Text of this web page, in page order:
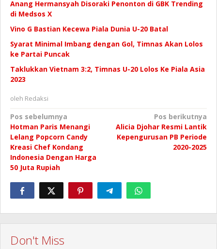
Anang Hermansyah Disoraki Penonton di GBK Trending
di Medsos X
Vino G Bastian Kecewa Piala Dunia U-20 Batal
Syarat Minimal Imbang dengan Gol, Timnas Akan Lolos
ke Partai Puncak
Taklukkan Vietnam 3:2, Timnas U-20 Lolos Ke Piala Asia
2023
oleh Redaksi
Navigasi
pos
Pos sebelumnya
Hotman Paris Menangi
Lelang Popcorn Candy
Kreasi Chef Kondang
Indonesia Dengan Harga
50 Juta Rupiah
Pos berikutnya
Alicia Djohar Resmi Lantik
Kepengurusan PB Periode
2020-2025
Don't Miss